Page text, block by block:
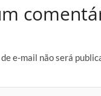
e-mail não será